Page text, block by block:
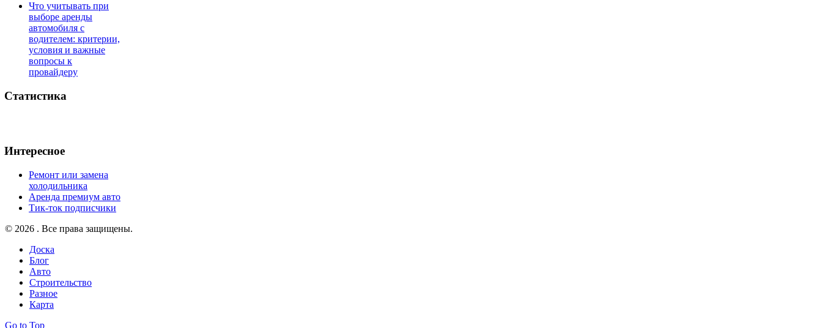
Что учитывать при
выборе аренды
автомобиля с
водителем: критерии,
условия и важные
вопросы к
провайдеру
Статистика
Интересное
Ремонт или замена
холодильника
Аренда премиум авто
Тик-ток подписчики
© 2026 . Все права защищены.
Доска
Блог
Авто
Строительство
Разное
Карта
Go to Top